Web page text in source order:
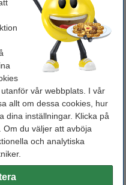
vår webbplats. I vår
allt om dessa cookies, hur
dina inställningar. Klicka på
du väljer att avböja
och analytiska
Ficklampor